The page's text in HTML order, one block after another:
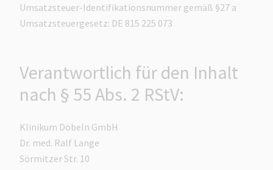
Umsatzsteuer-Identifikationsnummer gemäß §27 a
Umsatzsteuergesetz: DE 815 225 073
Verantwortlich für den Inhalt
nach § 55 Abs. 2 RStV:
Klinikum Döbeln GmbH
Dr. med. Ralf Lange
Sörmitzer Str. 10